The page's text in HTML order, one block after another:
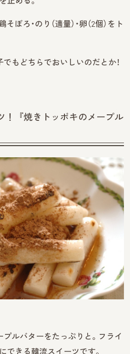
鶏そぼろ・のり（適量）・卵（2個）をト
もどちらでおいしいのだとか！
！『焼きトッポキのメープル
プルバターをたっぷりと。フライ
できる韓流スイーツです。